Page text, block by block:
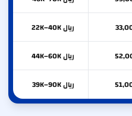
ريال 22K–40K
ريال 44K–60K
ريال 39K–90K